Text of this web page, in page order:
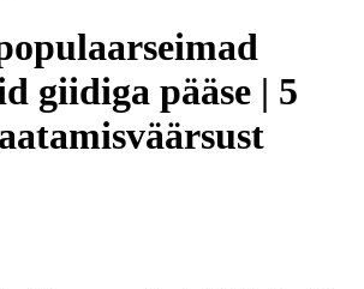
giidiga pääse | 5